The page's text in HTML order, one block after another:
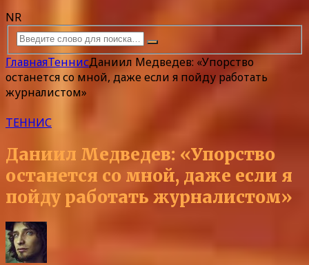
NR
ГлавнаяТеннисДаниил Медведев: «Упорство
останется со мной, даже если я пойду работать
журналистом»
ТЕННИС
Даниил Медведев: «Упорство
останется со мной, даже если я
пойду работать журналистом»